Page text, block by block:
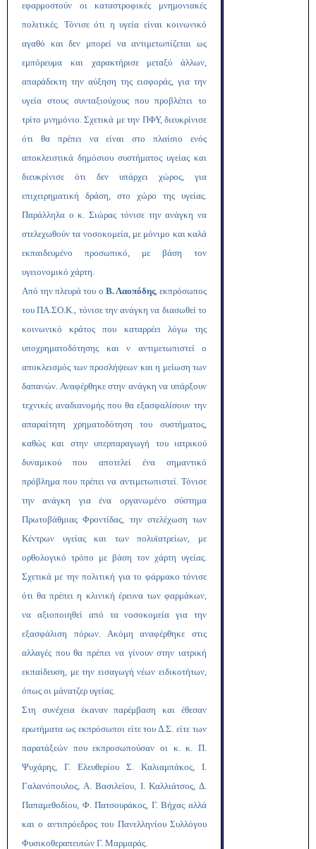
εφαρμοστούν οι καταστροφικές μνημονιακές
πολιτικές. Τόνισε ότι η υγεία είναι κοινωνικό
αγαθό και δεν μπορεί να αντιμετωπίζεται ως
εμπόρευμα και χαρακτήρισε μεταξύ άλλων,
απαράδεκτη την αύξηση της εισφοράς, για την
υγεία στους συνταξιούχους που προβλέπει το
τρίτο μνημόνιο. Σχετικά με την ΠΦΥ, διευκρίνισε
ότι θα πρέπει να είναι στο πλαίσιο ενός
αποκλειστικά δημόσιου συστήματος υγείας και
διευκρίνισε ότι δεν υπάρχει χώρος, για
επιχειρηματική δράση, στο χώρο της υγείας.
Παράλληλα ο κ. Σιώρας τόνισε την ανάγκη να
στελεχωθούν τα νοσοκομεία, με μόνιμο και καλά
εκπαιδευμένο προσωπικό, με βάση τον
υγειονομικό χάρτη.
Από την πλευρά του ο Β. Λαοπόδης, εκπρόσωπος
του ΠΑ.ΣΟ.Κ., τόνισε την ανάγκη να διασωθεί το
κοινωνικό κράτος που καταρρέει λόγω της
υποχρηματοδότησης και ν αντιμετωπιστεί ο
αποκλεισμός των προσλήψεων και η μείωση των
δαπανών. Αναφέρθηκε στην ανάγκη να υπάρξουν
τεχνικές αναδιανομής που θα εξασφαλίσουν την
απαραίτητη χρηματοδότηση του συστήματος,
καθώς και στην υπερπαραγωγή του ιατρικού
δυναμικού που αποτελεί ένα σημαντικό
πρόβλημα που πρέπει να αντιμετωπιστεί. Τόνισε
την ανάγκη για ένα οργανωμένο σύστημα
Πρωτοβάθμιας Φροντίδας, την στελέχωση των
Κέντρων υγείας και των πολυϊατρείων, με
ορθολογικό τρόπο με βάση τον χάρτη υγείας.
Σχετικά με την πολιτική για το φάρμακο τόνισε
ότι θα πρέπει η κλινική έρευνα των φαρμάκων,
να αξιοποιηθεί από τα νοσοκομεία για την
εξασφάλιση πόρων. Ακόμη αναφέρθηκε στις
αλλαγές που θα πρέπει να γίνουν στην ιατρική
εκπαίδευση, με την εισαγωγή νέων ειδικοτήτων,
όπως οι μάνατζερ υγείας.
Στη συνέχεια έκαναν παρέμβαση και έθεσαν
ερωτήματα ως εκπρόσωποι είτε του Δ.Σ. είτε των
παρατάξεών που εκπροσωπούσαν οι κ. κ. Π.
Ψυχάρης, Γ. Ελευθερίου Σ. Καλιαμπάκος, Ι.
Γαλανόπουλος, Α. Βασιλείου, Ι. Καλλιάτσος, Δ.
Παπαμεθοδίου, Φ. Πατσουράκος, Γ. Βήχας αλλά
και ο αντιπρόεδρος του Πανελληνίου Συλλόγου
Φυσικοθεραπευτών Γ. Μαρμαράς.